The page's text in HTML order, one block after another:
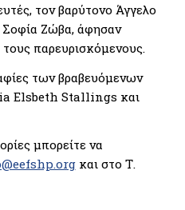
τον βαρύτονο Άγγελο
Ζώβα, άφησαν
παρευρισκόμενους.
των βραβευόμενων
Elsbeth Stallings και
μπορείτε να
και στο Τ.